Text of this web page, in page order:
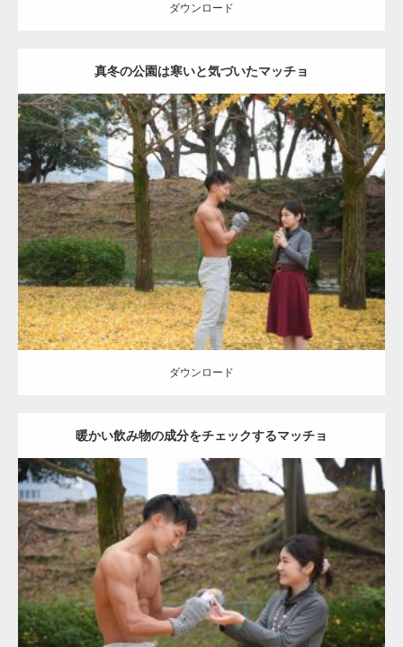
ダウンロード
真冬の公園は寒いと気づいたマッチョ
Update: 2021.07.8
Category:公園のマッチョ その他 AKIHITO(細マッチョ) 上腕三頭筋
肩
ダウンロード
ダウンロード
暖かい飲み物の成分をチェックするマッチョ
Update:2021.07.8
Category:公園のマッチョ その他 AKIHITO(細マッチョ) 上腕三頭筋
肩
ダウンロード